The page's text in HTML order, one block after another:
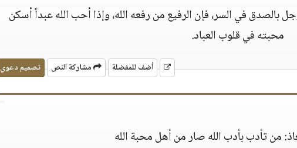
بالصدق في السر، فإن الرفيع من رفعه الله، وإذا أحب الله عبداً أسكن
محبته في قلوب العباد.
أضف للمفضلة مشاركة النص تصميم دعوي
من تأدب بأدب الله صار من أهل محبة الله